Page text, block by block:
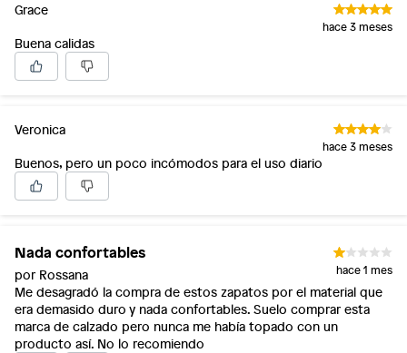
Grace
hace 3 meses
Buena calidas
Veronica
hace 3 meses
Buenos, pero un poco incómodos para el uso diario
Nada confortables
por Rossana hace 1 mes
Me desagradó la compra de estos zapatos por el material que
era demasido duro y nada confortables. Suelo comprar esta
marca de calzado pero nunca me había topado con un
producto así. No lo recomiendo